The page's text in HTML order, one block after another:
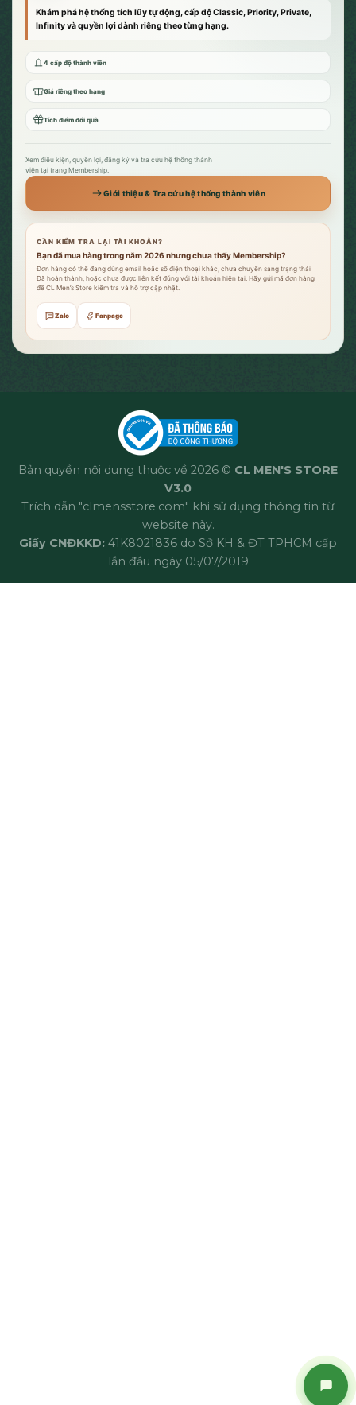
Khám phá hệ thống tích lũy tự động, cấp độ Classic, Priority, Private,
Infinity và quyền lợi dành riêng theo từng hạng.
4 cấp độ thành viên
Giá riêng theo hạng
Tích điểm đổi quà
Xem điều kiện, quyền lợi, đăng ký và tra cứu hệ thống thành
viên tại trang Membership.
Giới thiệu & Tra cứu hệ thống thành viên
CẦN KIỂM TRA LẠI TÀI KHOẢN?
Bạn đã mua hàng trong năm 2026 nhưng chưa thấy Membership?
Đơn hàng có thể đang dùng email hoặc số điện thoại khác, chưa chuyển sang trạng thái
Đã hoàn thành, hoặc chưa được liên kết đúng với tài khoản hiện tại. Hãy gửi mã đơn hàng
để CL Men’s Store kiểm tra và hỗ trợ cập nhật.
Zalo Fanpage
Bản quyền nội dung thuộc về 2026 © CL MEN'S STORE
V3.0
Trích dẫn "clmensstore.com" khi sử dụng thông tin từ
website này.
Giấy CNĐKKD: 41K8021836 do Sở KH & ĐT TPHCM cấp
lần đầu ngày 05/07/2019